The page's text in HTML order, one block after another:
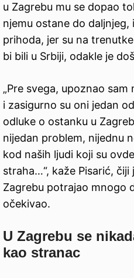
u Zagrebu mu se dopao
njemu ostane do
prihoda, jer su na
bi bili u Srbiji, odakle je
„Pre svega, upoznao
i zasigurno su oni jedan
odluke o ostanku u
nijedan problem, nijednu
kod naših ljudi koji su
straha…“, kaže Pisarić, čiji
Zagrebu potrajao mnogo
očekivao.
U Zagrebu se
kao stranac